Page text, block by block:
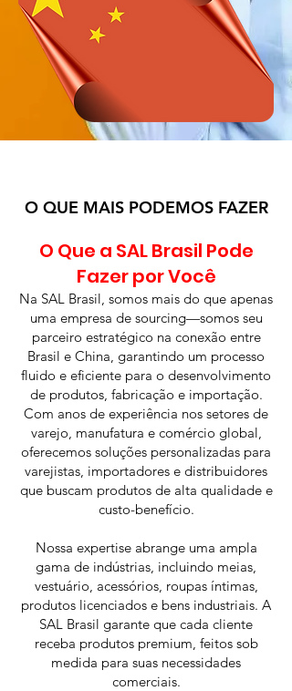
O QUE MAIS PODEMOS FAZER
O Que a SAL Brasil Pode
Fazer por Você
Na SAL Brasil, somos mais do que apenas
uma empresa de sourcing—somos seu
parceiro estratégico na conexão entre
Brasil e China, garantindo um processo
fluido e eficiente para o desenvolvimento
de produtos, fabricação e importação.
Com anos de experiência nos setores de
varejo, manufatura e comércio global,
oferecemos soluções personalizadas para
varejistas, importadores e distribuidores
que buscam produtos de alta qualidade e
custo-benefício.
Nossa expertise abrange uma ampla
gama de indústrias, incluindo meias,
vestuário, acessórios, roupas íntimas,
produtos licenciados e bens industriais. A
SAL Brasil garante que cada cliente
receba produtos premium, feitos sob
medida para suas necessidades
comerciais.